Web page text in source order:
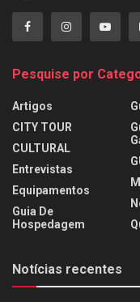
Pesquise por
Artigos
CITY TOUR
CULTURAL
Entrevistas
Equipamentos
Guia De
Hospedagem
Notícias recentes